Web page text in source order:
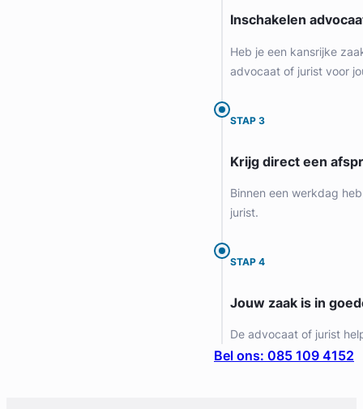
Inschakelen
Heb je een kansrijke
advocaat of jurist voor
STAP 3
Krijg direct een
Binnen een werkdag
jurist.
STAP 4
Jouw zaak is in
De advocaat of jurist
Bel ons: 085 109 4152